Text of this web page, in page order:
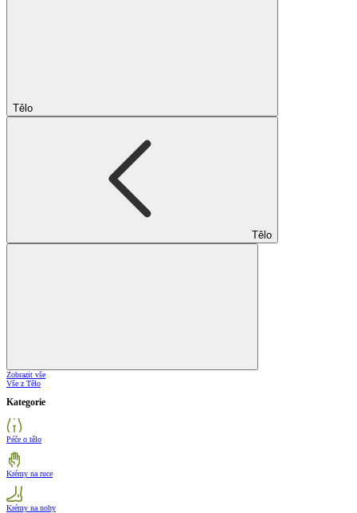
Tělo
Tělo
Zobrazit vše
Vše z Tělo
Kategorie
Péče o tělo
Krémy na ruce
Krémy na nohy